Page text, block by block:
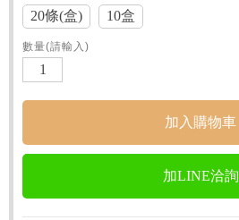
20條(盒) 10盒
數量(請輸入)
加LINE洽詢